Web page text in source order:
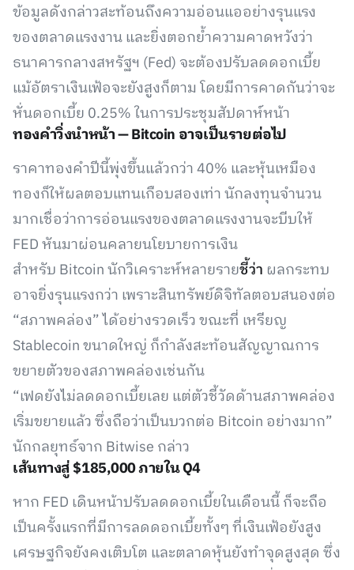
ข้อมูลดังกล่าวสะท้อนถึงความอ่อนแออย่างรุนแรง
ของตลาดแรงงาน และยิ่งตอกย้ำความคาดหวังว่า
ธนาคารกลางสหรัฐฯ (Fed) จะต้องปรับลดดอกเบี้ย
แม้อัตราเงินเฟ้อจะยังสูงก็ตาม โดยมีการคาดกันว่าจะ
หั่นดอกเบี้ย 0.25% ในการประชุมสัปดาห์หน้า
ทองคำวิ่งนำหน้า — Bitcoin อาจเป็นรายต่อไป
ราคาทองคำปีนี้พุ่งขึ้นแล้วกว่า 40% และหุ้นเหมือง
ทองก็ให้ผลตอบแทนเกือบสองเท่า นักลงทุนจำนวน
มากเชื่อว่าการอ่อนแรงของตลาดแรงงานจะบีบให้
FED หันมาผ่อนคลายนโยบายการเงิน
สำหรับ Bitcoin นักวิเคราะห์หลายรายชี้ว่า ผลกระทบ
อาจยิ่งรุนแรงกว่า เพราะสินทรัพย์ดิจิทัลตอบสนองต่อ
“สภาพคล่อง” ได้อย่างรวดเร็ว ขณะที่ เหรียญ
Stablecoin ขนาดใหญ่ ก็กำลังสะท้อนสัญญาณการ
ขยายตัวของสภาพคล่องเช่นกัน
“เฟดยังไม่ลดดอกเบี้ยเลย แต่ตัวชี้วัดด้านสภาพคล่อง
เริ่มขยายแล้ว ซึ่งถือว่าเป็นบวกต่อ Bitcoin อย่างมาก”
นักกลยุทธ์จาก Bitwise กล่าว
เส้นทางสู่ $185,000 ภายใน Q4
หาก FED เดินหน้าปรับลดดอกเบี้ยในเดือนนี้ ก็จะถือ
เป็นครั้งแรกที่มีการลดดอกเบี้ยทั้งๆ ที่เงินเฟ้อยังสูง
เศรษฐกิจยังคงเติบโต และตลาดหุ้นยังทำจุดสูงสุด ซึ่ง